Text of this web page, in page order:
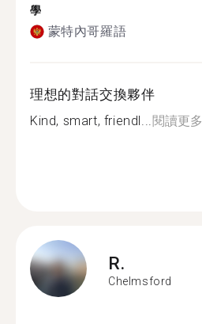
學
蒙特內哥羅語
理想的對話交換夥伴
Kind, smart, friendl...閱讀更多
R.
Chelmsford